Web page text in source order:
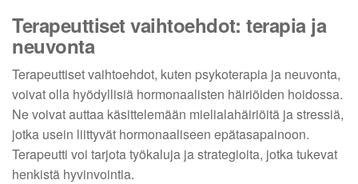
Terapeuttiset vaihtoehdot: terapia ja
neuvonta
Terapeuttiset vaihtoehdot, kuten psykoterapia ja neuvonta,
voivat olla hyödyllisiä hormonaalisten häiriöiden hoidossa.
Ne voivat auttaa käsittelemään mielialahäiriöitä ja stressiä,
jotka usein liittyvät hormonaaliseen epätasapainoon.
Terapeutti voi tarjota työkaluja ja strategioita, jotka tukevat
henkistä hyvinvointia.